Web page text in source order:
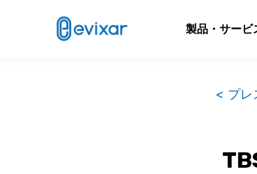
製品・サービ
< プレ